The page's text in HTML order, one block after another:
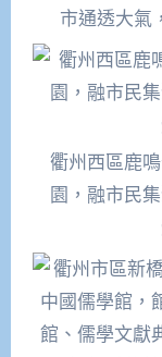
市通透大氣
衢州西區鹿
園，融市民